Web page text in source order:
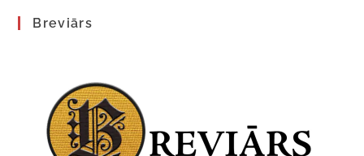
Breviārs